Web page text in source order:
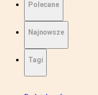
Polecane
Najnowsze
Tagi